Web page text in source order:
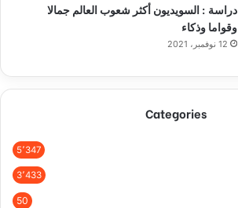
دراسة : السويديون أكثر شعوب العالم جمالا
وقواما وذكاء
12 نوفمبر، 2021
Categories
5٬347
3٬433
50